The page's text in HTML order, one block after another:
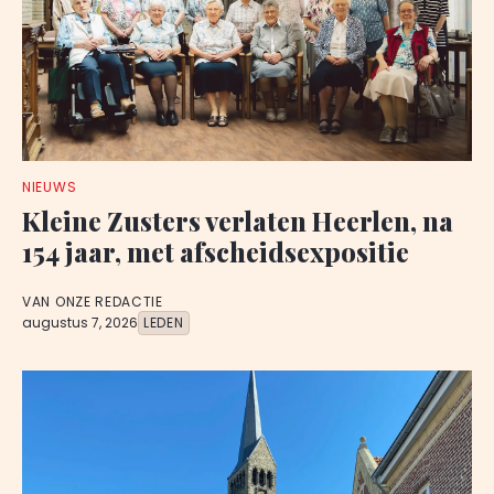
NIEUWS
Kleine Zusters verlaten Heerlen, na
154 jaar, met afscheidsexpositie
VAN ONZE REDACTIE
augustus 7, 2026 LEDEN